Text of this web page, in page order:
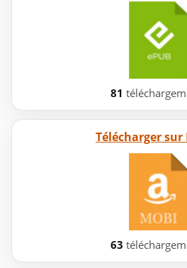
81
Télécharger sur
63